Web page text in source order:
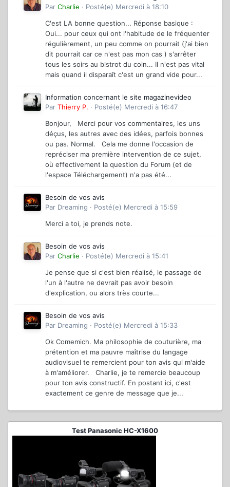
Par Charlie · Posté(e) Mercredi à 18:10
C'est LA bonne question... Réponse basique :
Oui... pour ceux qui ont l'habitude de le fréquenter
régulièrement, un peu comme on pourrait (j'ai bien
dit pourrait car ce n'est pas mon cas ) s'arrêter
tous les soirs au bistrot du coin... Il n'est pas vital
mais quand il disparaît c'est un grand vide pour...
Information concernant le site magazinevideo
Par Thierry P. · Posté(e) Mercredi à 16:47
Bonjour, Merci pour vos commentaires, les uns
déçus, les autres avec des idées, parfois bonnes
ou pas. Normal. Cela me donne l'occasion de
repréciser ma première intervention de ce sujet,
où effectivement la question du Forum (et de
l'espace Téléchargement) n'a pas été...
Besoin de vos avis
Par Dreaming · Posté(e) Mercredi à 15:59
Merci a toi, je prends note.
Besoin de vos avis
Par Charlie · Posté(e) Mercredi à 15:41
Je pense que si c'est bien réalisé, le passage de
l'un à l'autre ne devrait pas avoir besoin
d'explication, ou alors très courte...
Besoin de vos avis
Par Dreaming · Posté(e) Mercredi à 15:33
Ok Comemich. Ma philosophie de couturière, ma
prétention et ma pauvre maîtrise du langage
audiovisuel te remercient pour ton avis qui m'aide
à m'améliorer. Charlie, je te remercie beaucoup
pour ton avis constructif. En postant ici, c'est
exactement ce genre de message que je...
Test Panasonic HC-X1600